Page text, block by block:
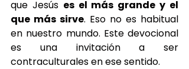
que Jesús es el más grande y el
que más sirve. Eso no es habitual
en nuestro mundo. Este devocional
es una invitación a ser
contraculturales en ese sentido.